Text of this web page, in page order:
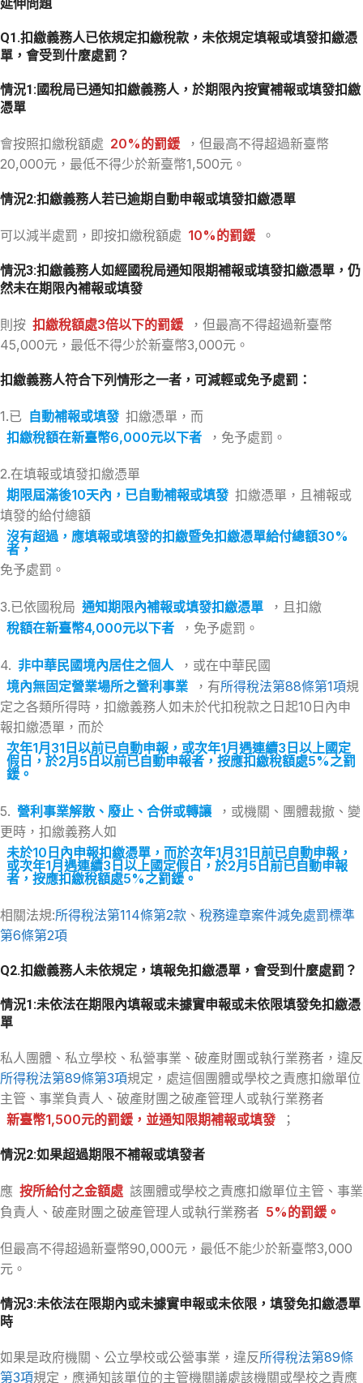
延伸問題
Q1.扣繳義務人已依規定扣繳稅款，未依規定填報或填發扣繳憑
單，會受到什麼處罰？
情況1:國稅局已通知扣繳義務人，於期限內按實補報或填發扣繳
憑單
會按照扣繳稅額處 20%的罰鍰
，但最高不得超過新臺幣
20,000元，最低不得少於新臺幣1,500元。
情況2:扣繳義務人若已逾期自動申報或填發扣繳憑單
可以減半處罰，即按扣繳稅額處 10%的罰鍰 。
情況3:扣繳義務人如經國稅局通知限期補報或填發扣繳憑單，仍
然未在期限內補報或填發
則按 扣繳稅額處3倍以下的罰鍰
，但最高不得超過新臺幣
45,000元，最低不得少於新臺幣3,000元。
扣繳義務人符合下列情形之一者，可減輕或免予處罰：
1.已 自動補報或填發 扣繳憑單，而
扣繳稅額在新臺幣6,000元以下者
，免予處罰。
2.在填報或填發扣繳憑單
期限屆滿後10天內，已自動補報或填發 扣繳憑單，且補報或
填發的給付總額
沒有超過，應填報或填發的扣繳暨免扣繳憑單給付總額30%
者，
免予處罰。
3.已依國稅局 通知期限內補報或填發扣繳憑單
，且扣繳
稅額在新臺幣4,000元以下者
，免予處罰。
4. 非中華民國境內居住之個人
，或在中華民國
境內無固定營業場所之營利事業
，有所得稅法第88條第1項規
定之各類所得時，扣繳義務人如未於代扣稅款之日起10日內申
報扣繳憑單，而於
次年1月31日以前已自動申報，或次年1月遇連續3日以上國定
假日，於2月5日以前已自動申報者，按應扣繳稅額處5%之罰
鍰。
5. 營利事業解散、廢止、合併或轉讓
，或機關、團體裁撤、變
更時，扣繳義務人如
未於10日內申報扣繳憑單，而於次年1月31日前已自動申報，
或次年1月遇連續3日以上國定假日，於2月5日前已自動申報
者，按應扣繳稅額處5%之罰鍰。
相關法規:所得稅法第114條第2款 、 稅務違章案件減免處罰標準
第6條第2項
Q2.扣繳義務人未依規定，填報免扣繳憑單，會受到什麼處罰？
情況1:未依法在期限內填報或未據實申報或未依限填發免扣繳憑
單
私人團體、私立學校、私營事業、破產財團或執行業務者，違反
所得稅法第89條第3項規定，處這個團體或學校之責應扣繳單位
主管、事業負責人、破產財團之破產管理人或執行業務者
新臺幣1,500元的罰鍰，並通知限期補報或填發
；
情況2:如果超過期限不補報或填發者
應 按所給付之金額處 該團體或學校之責應扣繳單位主管、事業
負責人、破產財團之破產管理人或執行業務者 5%的罰鍰。
但最高不得超過新臺幣90,000元，最低不能少於新臺幣3,000
元。
情況3:未依法在限期內或未據實申報或未依限，填發免扣繳憑單
時
如果是政府機關、公立學校或公營事業，違反所得稅法第89條
第3項規定，應通知該單位的主管機關議處該機關或學校之責應